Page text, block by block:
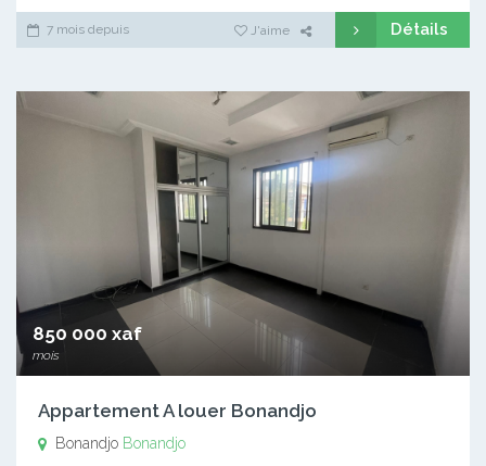
7 mois depuis J'aime Détails
850 000 xaf
mois
Appartement A louer Bonandjo
Bonandjo Bonandjo